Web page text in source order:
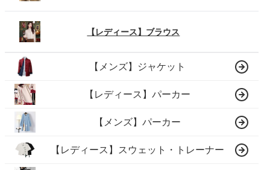
【レディース】ブラウス
【メンズ】ジャケット
【レディース】パーカー
【メンズ】パーカー
【レディース】スウェット・トレーナー